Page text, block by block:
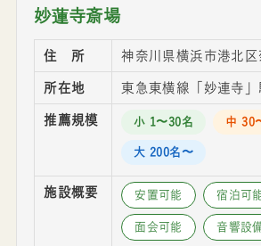
妙蓮寺斎場
住 所 神奈川県横浜市港北
所在地 東急東横線「妙連寺
推薦規模 小 1〜30名 中 30
大 200名〜
施設概要 安置可能 宿泊可
面会可能 音響設